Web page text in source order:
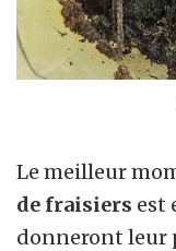
Le meilleur
de fraisiers est
donneront leur